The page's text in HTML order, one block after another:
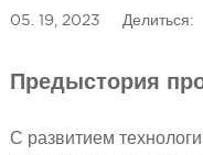
05. 19, 2023 Делиться:
Предыстория
С развитием